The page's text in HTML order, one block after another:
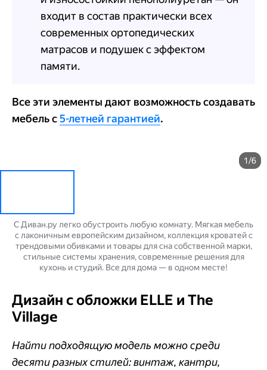
входит в состав практически всех
современных ортопедических
матрасов и подушек с эффектом
памяти.
Все эти элементы дают возможность создавать
мебель с5-летней гарантией.
1/6
С Диван.ру легко обустроить любую комнату. Мягкая мебель
с лаконичным европейским дизайном, коллекция кроватей с
трендовыми обивками и товары для сна собственной марки,
стильные системы хранения, современные решения для
кухонь и студий. Все для дома — в одном месте!
Дизайн с обложки ELLE и The
Village
Найти подходящую модель можно среди
десяти разных стилей: винтаж, кантри,